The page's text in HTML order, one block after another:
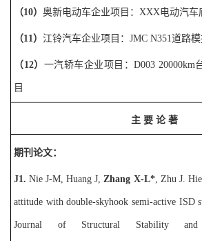
（10） 奥新电动车企业项目： XXX电动汽车
（11） 江铃汽车企业项目： JMC N351道路
（ 12） 一汽轿车企业项目：D003 20000km
目
主 要 论 著
期刊论文：
J1.Nie J-M, Huang J,Zhang X-L*, Zhu J.
attitude with double-skyhook semi-active ISD
Journal of Structural Stability and